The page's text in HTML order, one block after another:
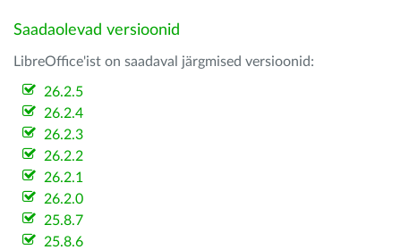
Saadaolevad versioonid
LibreOffice'ist on saadaval järgmised versioonid:
26.2.5
26.2.4
26.2.3
26.2.2
26.2.1
26.2.0
25.8.7
25.8.6